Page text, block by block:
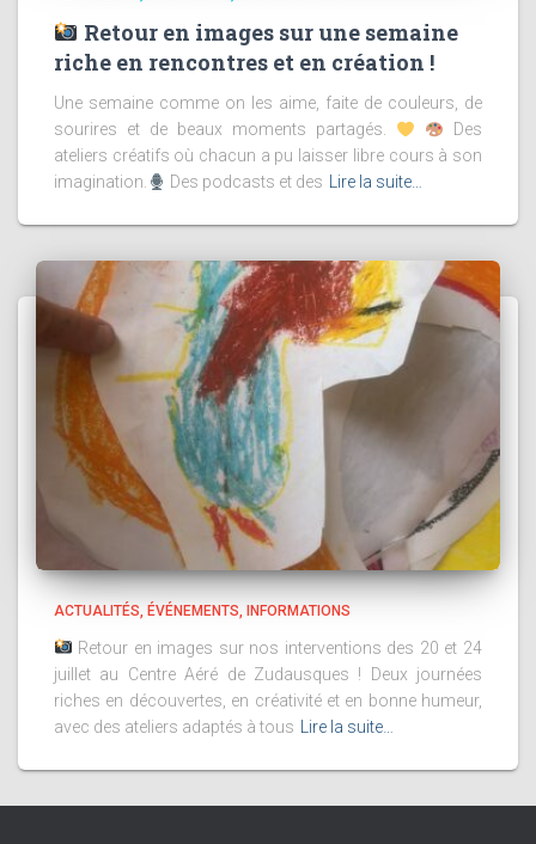
Retour en images sur une semaine
riche en rencontres et en création !
Une semaine comme on les aime, faite de couleurs, de
sourires et de beaux moments partagés.
Des
ateliers créatifs où chacun a pu laisser libre cours à son
imagination.
Des podcasts et des Lire la suite…
ACTUALITÉS ÉVÉNEMENTS INFORMATIONS
Retour en images sur nos interventions des 20 et 24
juillet au Centre Aéré de Zudausques ! Deux journées
riches en découvertes, en créativité et en bonne humeur,
avec des ateliers adaptés à tous
Lire la suite…